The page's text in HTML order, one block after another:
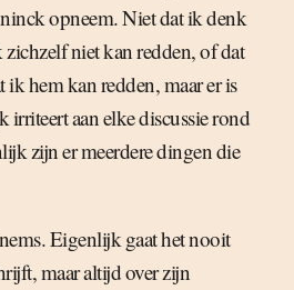
opneem. Niet dat ik denk
niet kan redden, of dat
ik hem kan redden, maar er is
irriteert aan elke discussie rond
zijn er meerdere dingen die
Eigenlijk gaat het nooit
maar altijd over zijn